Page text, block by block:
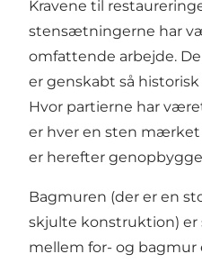
Kravene til
stensætningerne har
omfattende arbejde.
er genskabt så
Hvor partierne har
er hver en sten
er herefter
Bagmuren (der er en
skjulte konstruktion) er
mellem for- og